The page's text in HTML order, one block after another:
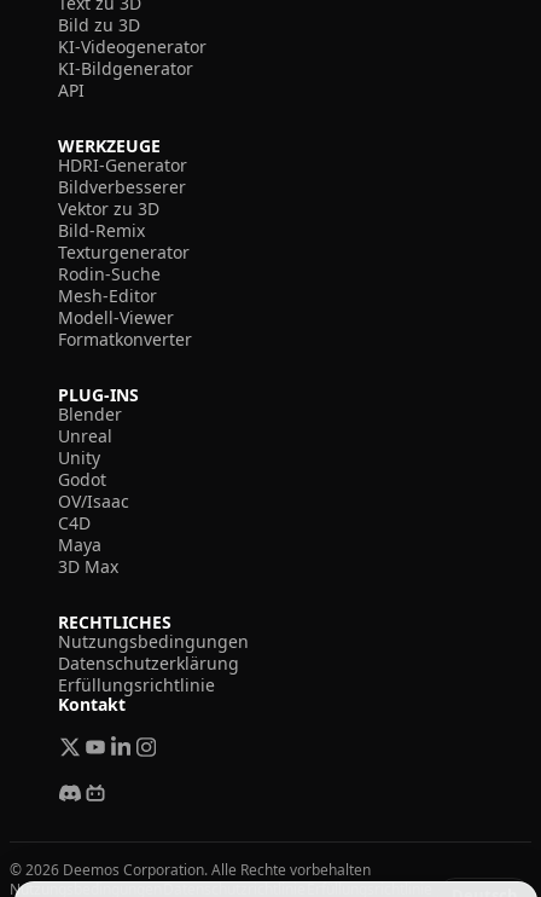
Bild zu 3D
KI-Videogenerator
KI-Bildgenerator
API
WERKZEUGE
HDRI-Generator
Bildverbesserer
Vektor zu 3D
Bild-Remix
Texturgenerator
Rodin-Suche
Mesh-Editor
Modell-Viewer
Formatkonverter
PLUG-INS
Blender
Unreal
Unity
Godot
OV/Isaac
C4D
Maya
3D Max
RECHTLICHES
Nutzungsbedingungen
Datenschutzerklärung
Erfüllungsrichtlinie
Kontakt
© 2026 Deemos Corporation. Alle Rechte vorbehalten
Nutzungsbedingungen